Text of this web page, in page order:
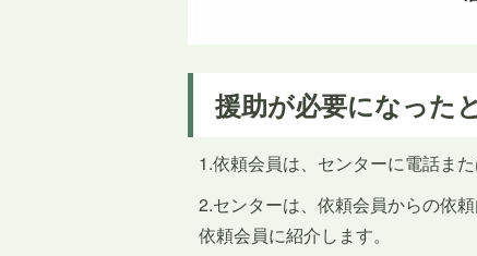
援助が必要になった
1.依頼会員は、センターに電話また
2.センターは、依頼会員からの依
依頼会員に紹介します。